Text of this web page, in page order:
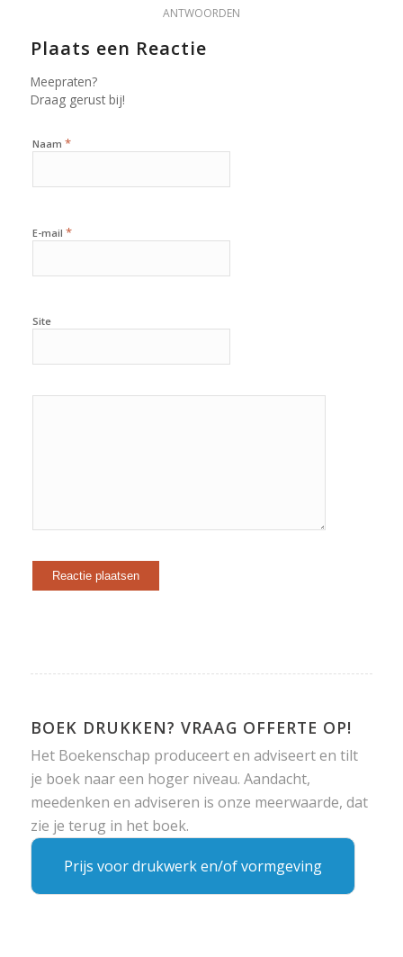
ANTWOORDEN
Plaats een Reactie
Meepraten?
Draag gerust bij!
Naam *
E-mail *
Site
BOEK DRUKKEN? VRAAG OFFERTE OP!
Het Boekenschap produceert en adviseert en tilt
je boek naar een hoger niveau. Aandacht,
meedenken en adviseren is onze meerwaarde, dat
zie je terug in het boek.
Prijs voor drukwerk en/of vormgeving